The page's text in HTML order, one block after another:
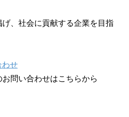
げ、社会に貢献する企業を目指
わせ
お問い合わせはこちらから